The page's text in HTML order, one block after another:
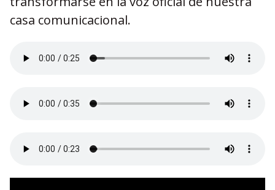
casa comunicacional.